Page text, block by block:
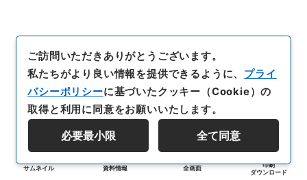
サムネイル 資料情報 全画面
印刷
ダウンロード
ご訪問いただきありがとうございます。
私たちがより良い情報を提供できるように、 プライ
バシーポリシーに基づいたクッキー（Cookie）の
取得と利用に同意をお願いいたします。
必要最小限 全て同意